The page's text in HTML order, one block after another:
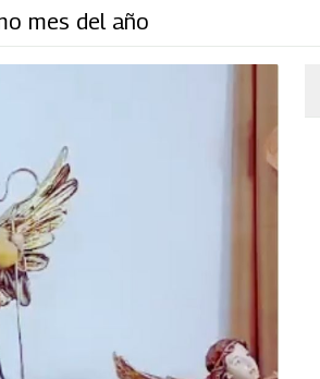
mes del año